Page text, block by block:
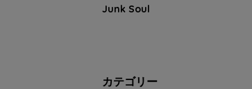
Junk Soul
カテゴリー